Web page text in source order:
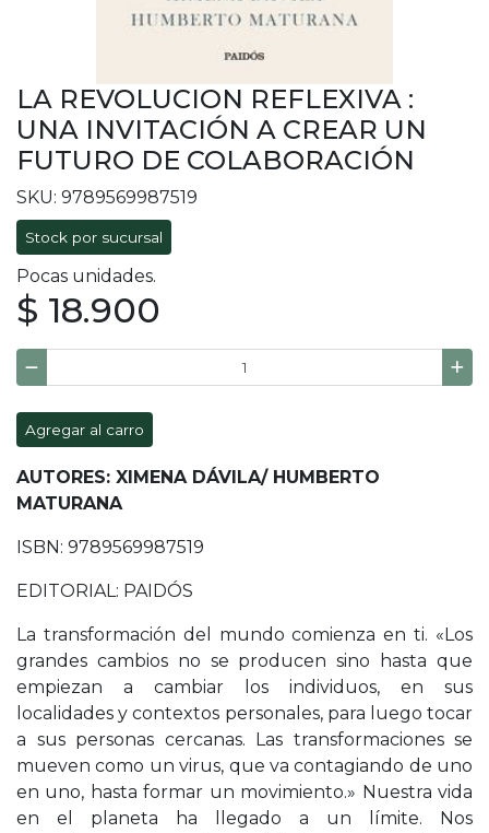
LA REVOLUCION REFLEXIVA :
UNA INVITACIÓN A CREAR UN
FUTURO DE COLABORACIÓN
SKU: 9789569987519
Stock por sucursal
Pocas unidades.
$ 18.900
Agregar al carro
AUTORES: XIMENA DÁVILA/ HUMBERTO
MATURANA
ISBN: 9789569987519
EDITORIAL: PAIDÓS
La transformación del mundo comienza en ti. «Los
grandes cambios no se producen sino hasta que
empiezan a cambiar los individuos, en sus
localidades y contextos personales, para luego tocar
a sus personas cercanas. Las transformaciones se
mueven como un virus, que va contagiando de uno
en uno, hasta formar un movimiento.» Nuestra vida
en el planeta ha llegado a un límite. Nos